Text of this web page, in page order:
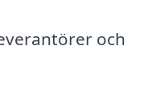
och